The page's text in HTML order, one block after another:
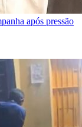
após pressão